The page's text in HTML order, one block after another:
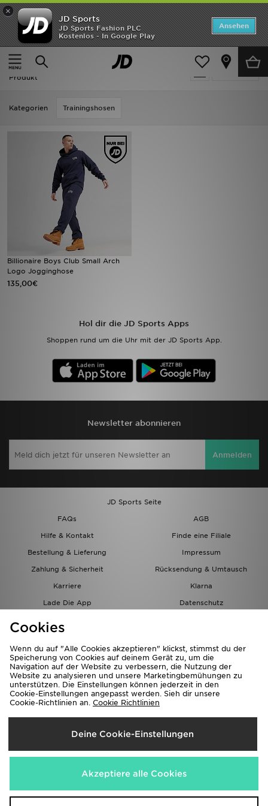
×
JD Sports
JD Sports Fashion PLC
Kostenlos - In Google Play
Ansehen
Startseite
Blau Billionaire Boys Club
verfeinern
Blau Billionaire Boys Club
Produkt
Kategorien Trainingshosen
Billionaire Boys Club Small Arch
Logo Jogginghose
135,00€
Hol dir die JD Sports Apps
Shoppen rund um die Uhr mit der JD Sports App.
Newsletter abonnieren
Anmelden
JD Sports Seite
FAQs
AGB
Hilfe & Kontakt
Finde eine Filiale
Bestellung & Lieferung
Impressum
Zahlung & Sicherheit
Rücksendung & Umtausch
Karriere
Klarna
Lade Die App
Datenschutz
Lieferung Nach
Österreich
Wir akzeptieren folgende Zahlungsmethoden
Startseite
ANGEBOTE
Marken
JD Exklusives
Fußball
Bestellverfolgung
Hilfe & Kontakt
Trending Styles
Cookies
Wenn du auf "Alle Cookies akzeptieren" klickst, stimmst du der
Speicherung von Cookies auf deinem Gerät zu, um die
Navigation auf der Website zu verbessern, die Nutzung der
Website zu analysieren und unsere Marketingbemühungen zu
unterstützen. Die Einstellungen können jederzeit in den
Cookie-Einstellungen angepasst werden. Sieh dir unsere
Cookie-Richtlinien an. Cookie Richtlinien
Deine Cookie-Einstellungen
Akzeptiere alle Cookies